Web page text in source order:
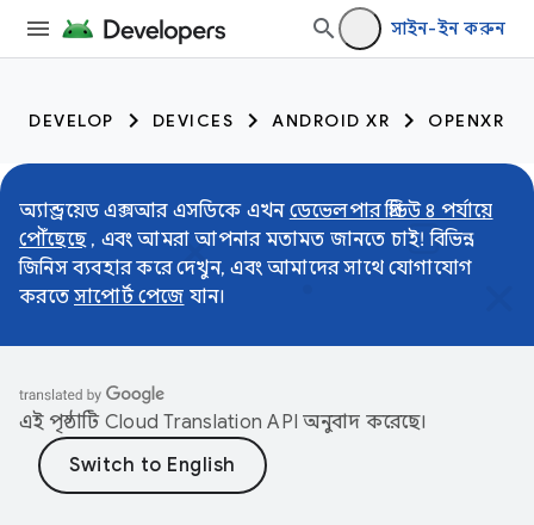
সাইন-ইন করুন
DEVELOP DEVICES ANDROID XR OPENXR
অ্যান্ড্রয়েড এক্সআর এসডিকে এখন ডেভেলপার প্রিভিউ ৪ পর্যায়ে
পৌঁছেছে, এবং আমরা আপনার মতামত জানতে চাই! বিভিন্ন
জিনিস ব্যবহার করে দেখুন, এবং আমাদের সাথে যোগাযোগ
করতে সাপোর্ট পেজে যান।
এই পৃষ্ঠাটি Cloud Translation API অনুবাদ করেছে।